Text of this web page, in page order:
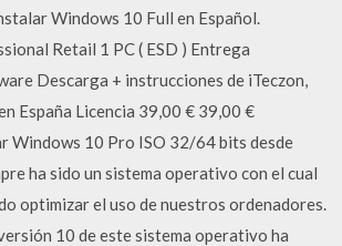
Windows 10 Full en Español.
Retail 1 PC ( ESD ) Entrega
Descarga + instrucciones de iTeczon,
España Licencia 39,00 € 39,00 €
Windows 10 Pro ISO 32/64 bits desde
ha sido un sistema operativo con el cual
optimizar el uso de nuestros ordenadores.
10 de este sistema operativo ha